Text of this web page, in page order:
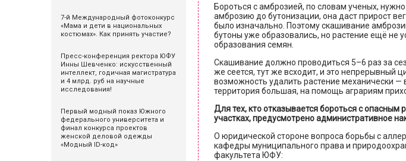
7-й Международный фотоконкурс
«Мама и дети в национальных
костюмах». Как принять участие?
Пресс-конференция ректора ЮФУ
Инны Шевченко: искусственный
интеллект, годичная магистратура
и 4 млрд. руб на научные
исследования!
Первый модный показ Южного
федерального университета и
финал конкурса проектов
женской деловой одежды
«Модный ID-код»
Бороться с амброзией, по словам ученых,
амброзию до бутонизации, она даст прирост
было изначально. Поэтому скашивание
бутоны уже образовались, но растение ещё не
образования семян.
Скашивание должно проводиться 5–6 раз за
же сеется, тут же всходит, и это непрерывный
возможность удалить растение механически —
территория большая, на помощь аграриям
Для тех, кто отказывается бороться с
участках, предусмотрено административное
О юридической стороне вопроса борьбы с
кафедры муниципального права и
факультета ЮФУ: